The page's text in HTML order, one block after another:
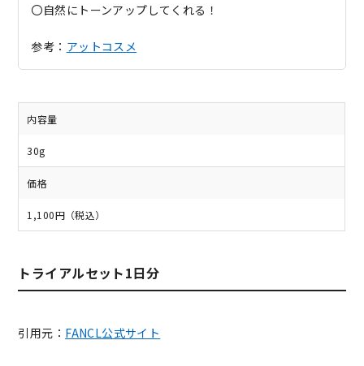
〇自然にトーンアップしてくれる！
参考： アットコスメ
内容量
30g
価格
1,100円（税込）
トライアルセット1日分
引用元： FANCL公式サイト